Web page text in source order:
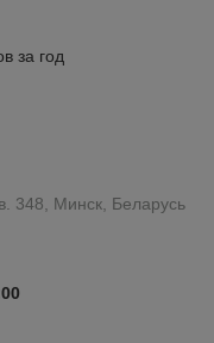
за год
348, Минск, Беларусь